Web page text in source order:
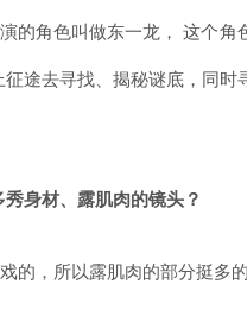
的角色叫做东一龙， 这个
途去寻找、揭秘谜底，同
身材、露肌肉的镜头？
的，所以露肌肉的部分挺多的